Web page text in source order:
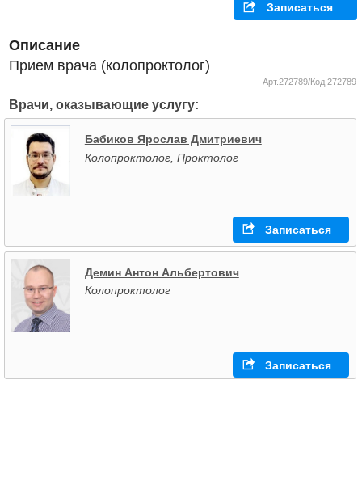
Записаться
Описание
Прием врача (колопроктолог)
Арт.272789/Код 272789
Врачи, оказывающие услугу:
Бабиков Ярослав Дмитриевич
Колопроктолог, Проктолог
Записаться
Демин Антон Альбертович
Колопроктолог
Записаться